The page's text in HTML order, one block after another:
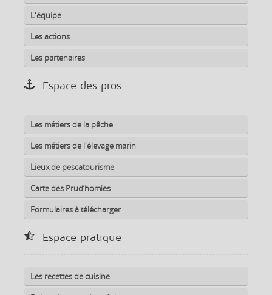
L'équipe
Les actions
Les partenaires
Espace des pros
Les métiers de la pêche
Les métiers de l'élevage marin
Lieux de pescatourisme
Carte des Prud’homies
Formulaires à télécharger
Espace pratique
Les recettes de cuisine